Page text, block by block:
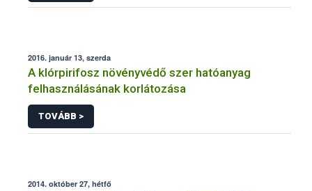
2016. január 13, szerda
A klórpirifosz növényvédő szer hatóanyag
felhasználásának korlátozása
TOVÁBB >
2014. október 27, hétfő